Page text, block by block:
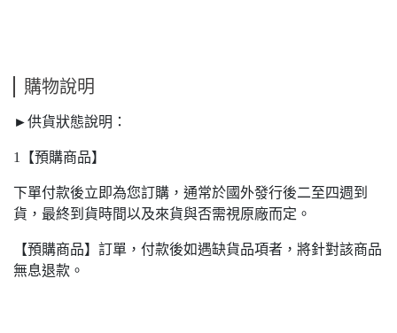
購物說明
►供貨狀態說明：
1【預購商品】
下單付款後立即為您訂購，通常於國外發行後二至四週到
貨，最終到貨時間以及來貨與否需視原廠而定。
【預購商品】訂單，付款後如遇缺貨品項者，將針對該商品
無息退款。